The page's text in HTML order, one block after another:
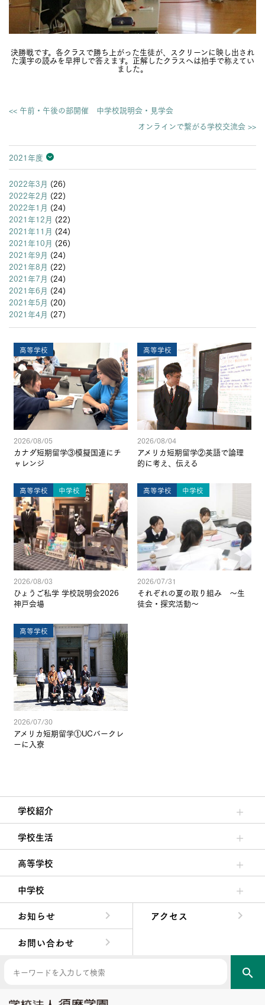
決勝戦です。各クラスで勝ち上がった生徒が、スクリーンに映し出され
た漢字の読みを早押しで答えます。正解したクラスへは拍手で称えてい
ました。
<< 午前・午後の部開催 中学校説明会・見学会
オンラインで繋がる学校交流会 >>
2021年度
2026年度
2025年度
2024年度
2023年度
2022年度
2021年度
2020年度
2019年度
2018年度
2017年度
2016年度
2015年度
2014年度
2013年度
2022年3月 (26)
2022年2月 (22)
2022年1月 (24)
2021年12月 (22)
2021年11月 (24)
2021年10月 (26)
2021年9月 (24)
2021年8月 (22)
2021年7月 (24)
2021年6月 (24)
2021年5月 (20)
2021年4月 (27)
高等学校
2026/08/05
カナダ短期留学③模擬国連にチ
ャレンジ
高等学校
2026/08/04
アメリカ短期留学②英語で論理
的に考え、伝える
高等学校 中学校
2026/08/03
ひょうご私学 学校説明会2026
神戸会場
高等学校 中学校
2026/07/31
それぞれの夏の取り組み ～生
徒会・探究活動～
高等学校
2026/07/30
アメリカ短期留学①UCバークレ
ーに入寮
学校紹介
理事長/学園長メッセージ
安心して任せられる学校
沿革
施設・設備
大学合格実績
学校生活
クラブ活動・生徒会活動
夙川ブログ
制服紹介
夙川カレンダー
高等学校
高校校長からの挨拶
高校の教育方針／特色
特進コース／進学コース
年間行事
先輩たちの声・生徒たちの声
中学校
中学校長からの挨拶
中学校の教育方針／特色
Aコース／Bコース
年間行事
先輩たちの声・生徒たちの声
お知らせ
アクセス
お問い合わせ
search